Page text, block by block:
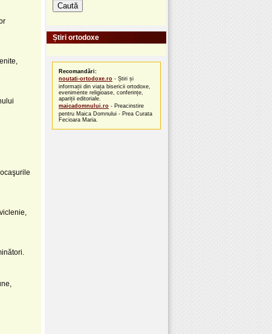
Știri ortodoxe
Recomandări:
noutati-ortodoxe.ro - Știri și
informații din viața bisericii ortodoxe,
evenimente religioase, conferințe,
apariții editoriale.
maicadomnului.ro - Preacinstire
pentru Maica Domnului - Prea Curata
Fecioara Maria.